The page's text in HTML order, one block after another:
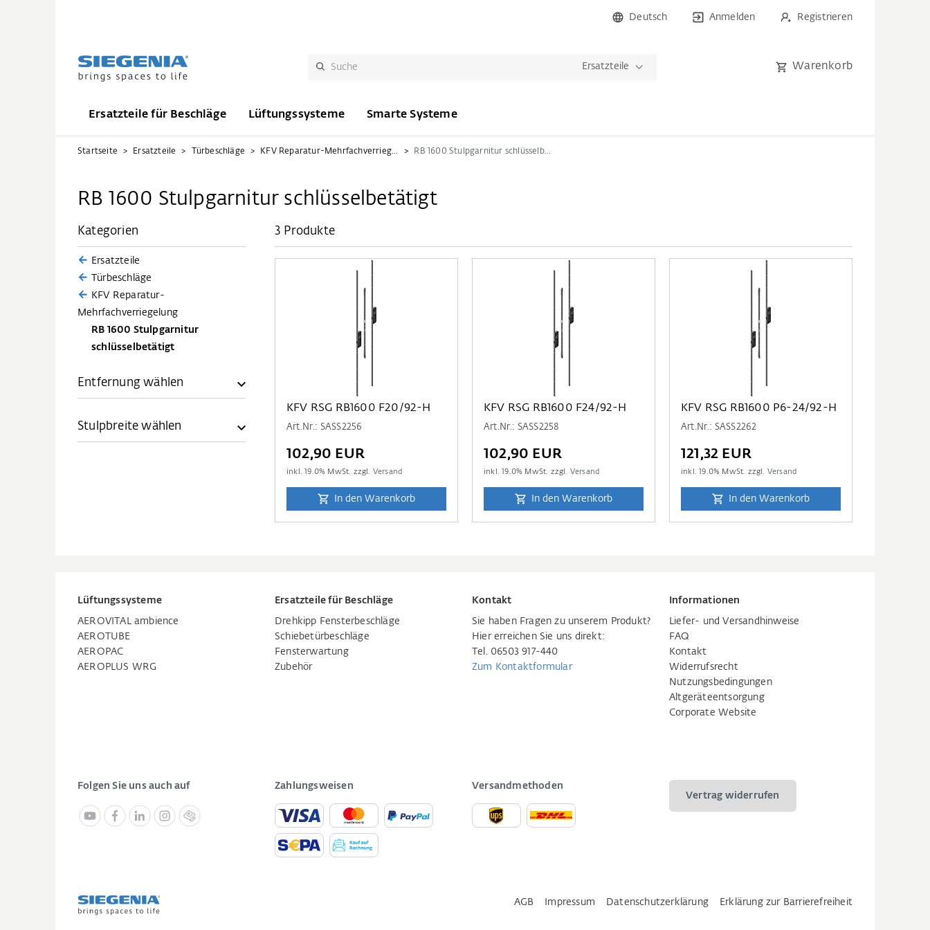
Deutsch Anmelden Registrieren
Ersatzteile Warenkorb
Ersatzteile für Beschläge Lüftungssysteme Smarte Systeme
Startseite Ersatzteile Türbeschläge KFV Reparatur-Mehrfachverriegelung RB 1600 Stulpgarnitur schlüsselbetätigt
RB 1600 Stulpgarnitur schlüsselbetätigt
Kategorien
Ersatzteile
Türbeschläge
KFV Reparatur-
Mehrfachverriegelung
RB 1600 Stulpgarnitur
schlüsselbetätigt
Entfernung wählen
Stulpbreite wählen
3 Produkte
KFV RSG RB1600 F20/92-H
Art.Nr.: SASS2256
102,90 EUR
inkl.19.0% MwSt. zzgl. Versand
In den Warenkorb
KFV RSG RB1600 F24/92-H
Art.Nr.: SASS2258
102,90 EUR
inkl.19.0% MwSt. zzgl. Versand
In den Warenkorb
KFV RSG RB1600 P6-24/92-H
Art.Nr.: SASS2262
121,32 EUR
inkl.19.0% MwSt. zzgl. Versand
In den Warenkorb
Lüftungssysteme
AEROVITAL ambience
AEROTUBE
AEROPAC
AEROPLUS WRG
Ersatzteile für Beschläge
Drehkipp Fensterbeschläge
Schiebetürbeschläge
Fensterwartung
Zubehör
Kontakt
Sie haben Fragen zu unserem Produkt?
Hier erreichen Sie uns direkt:
Tel. 06503 917-440
Zum Kontaktformular
Informationen
Liefer- und Versandhinweise
FAQ
Kontakt
Widerrufsrecht
Nutzungsbedingungen
Altgeräteentsorgung
Corporate Website
Folgen Sie uns auch auf Zahlungsweisen
Versandmethoden
Vertrag widerrufen
AGB Impressum Datenschutzerklärung Erklärung zur Barrierefreiheit